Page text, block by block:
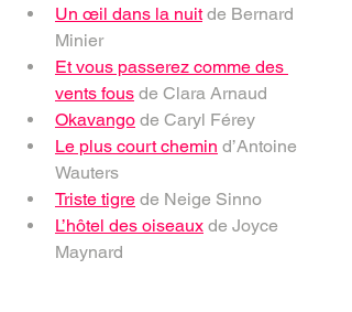
Un œil dans la nuit de Bernard
Minier
Et vous passerez comme des
vents fous de Clara Arnaud
Okavango de Caryl Férey
Le plus court chemin d’Antoine
Wauters
Triste tigre de Neige Sinno
L’hôtel des oiseaux de Joyce
Maynard